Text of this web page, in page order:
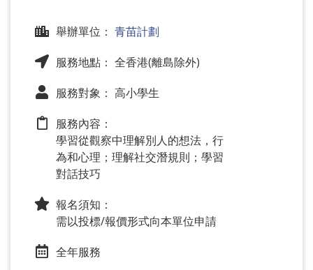
舉辦單位： 青苗計劃
服務地點： 全香港(離島除外)
服務對象： 高小學生
服務內容：
學習從觀察中理解別人的想法，行
為和心理；理解社交潛規則；學習
對話技巧
報名須知：
需以投標/報價形式向本單位申請
全年服務